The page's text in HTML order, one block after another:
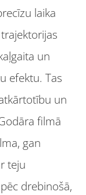
laika
un
efektu. Tas
un
filmā
gan
teju
drebinošā,